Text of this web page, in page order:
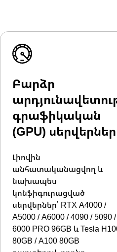
Բարձր
գրաֆիկական
(GPU) սերվերներ
Լիովին
անհատականացվող և
նախապես
կոնֆիգուրացված
սերվերներ՝ RTX A4000 /
A5000 / A6000 / 4090 / 5090 /
6000 PRO 96GB և Tesla
80GB / A100 80GB